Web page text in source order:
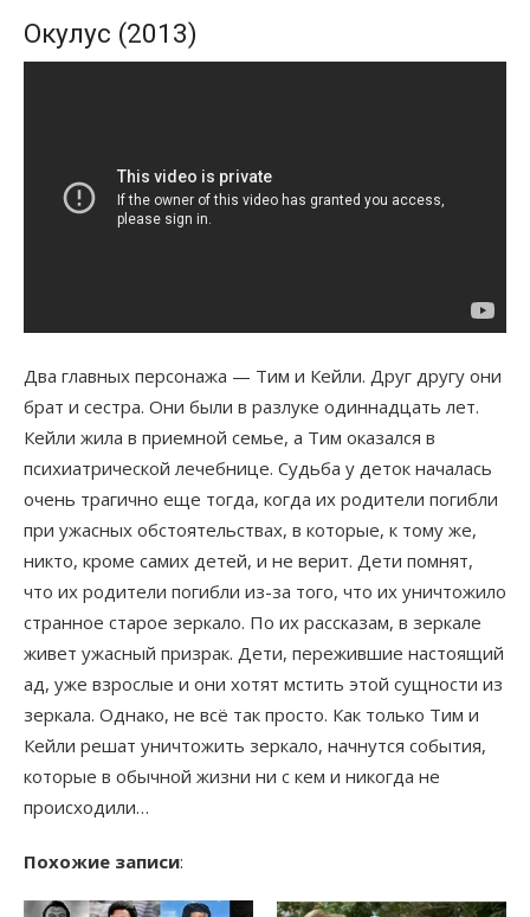
Окулус (2013)
Два главных персонажа — Тим и Кейли. Друг другу они
брат и сестра. Они были в разлуке одиннадцать лет.
Кейли жила в приемной семье, а Тим оказался в
психиатрической лечебнице. Судьба у деток началась
очень трагично еще тогда, когда их родители погибли
при ужасных обстоятельствах, в которые, к тому же,
никто, кроме самих детей, и не верит. Дети помнят,
что их родители погибли из-за того, что их уничтожило
странное старое зеркало. По их рассказам, в зеркале
живет ужасный призрак. Дети, пережившие настоящий
ад, уже взрослые и они хотят мстить этой сущности из
зеркала. Однако, не всё так просто. Как только Тим и
Кейли решат уничтожить зеркало, начнутся события,
которые в обычной жизни ни с кем и никогда не
происходили…
Похожие записи: